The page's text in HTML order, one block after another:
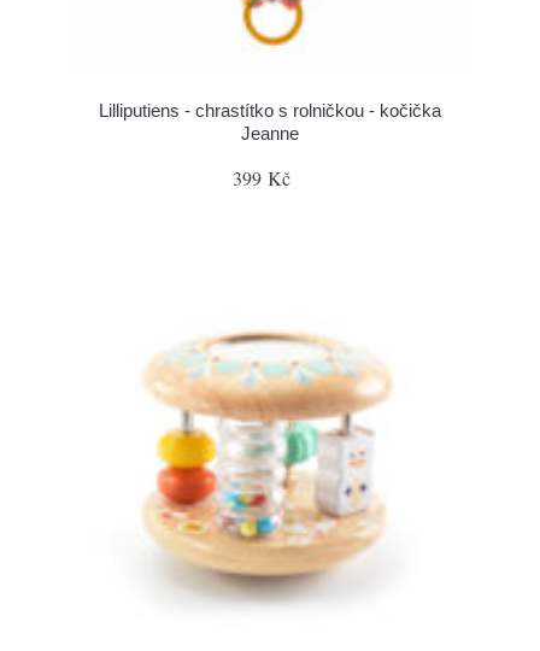
Lilliputiens - chrastítko s rolničkou - kočička
Jeanne
399 Kč